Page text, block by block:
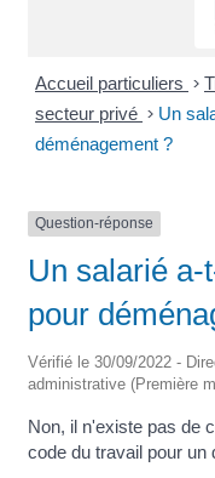
Accueil particuliers >
secteur privé > Un
déménagement ?
Question-réponse
Un salarié a-
pour
Vérifié le 30/09/2022 -
administrative (Première
Non, il n'existe pas de
code du travail pour un